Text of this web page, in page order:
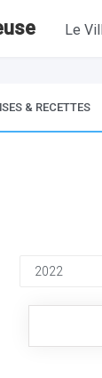
Le
& RECETTES